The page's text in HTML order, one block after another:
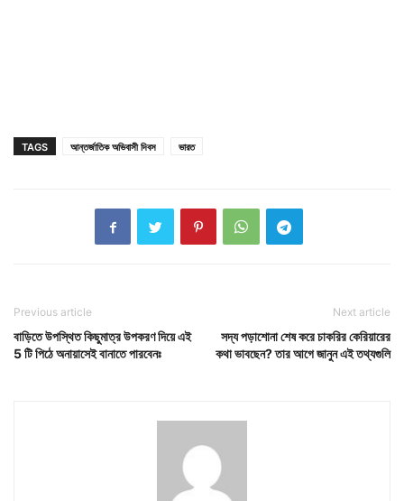
TAGS আন্তর্জাতিক অভিবাসী দিবস ভারত
Previous article
বাড়িতে উপস্থিত কিছুমাত্র উপকরণ দিয়ে এই
5 টি পিঠে অনায়াসেই বানাতে পারবেনঃ
Next article
সদ্য পড়াশোনা শেষ করে চাকরির কেরিয়ারের
কথা ভাবছেন? তার আগে জানুন এই তথ্যগুলি